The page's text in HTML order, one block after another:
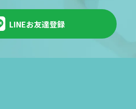
LINEお友達登録